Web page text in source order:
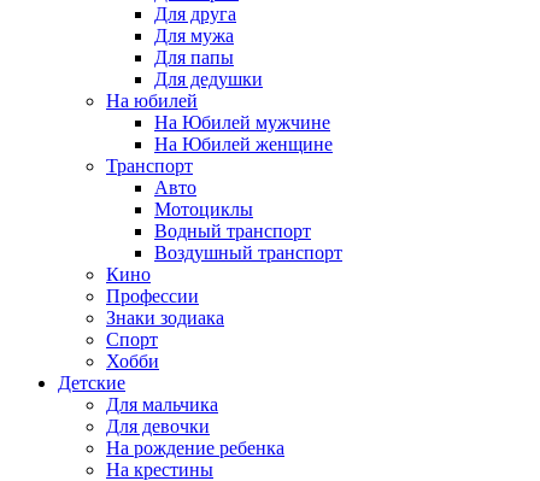
Для друга
Для мужа
Для папы
Для дедушки
На юбилей
На Юбилей мужчине
На Юбилей женщине
Транспорт
Авто
Мотоциклы
Водный транспорт
Воздушный транспорт
Кино
Профессии
Знаки зодиака
Спорт
Хобби
Детские
Для мальчика
Для девочки
На рождение ребенка
На крестины